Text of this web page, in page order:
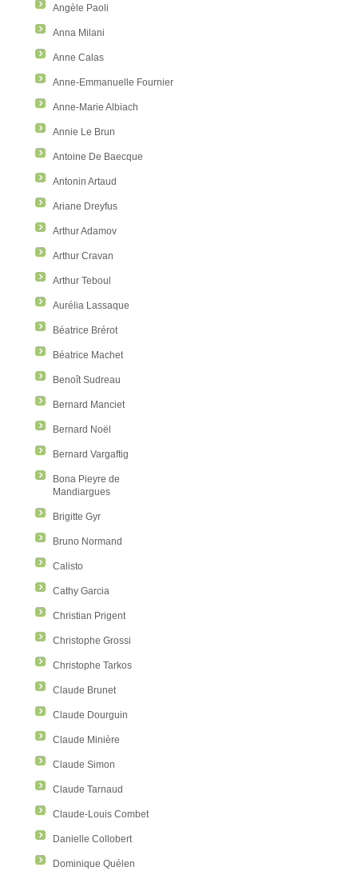
Angèle Paoli
Anna Milani
Anne Calas
Anne-Emmanuelle Fournier
Anne-Marie Albiach
Annie Le Brun
Antoine De Baecque
Antonin Artaud
Ariane Dreyfus
Arthur Adamov
Arthur Cravan
Arthur Teboul
Aurélia Lassaque
Béatrice Brérot
Béatrice Machet
Benoît Sudreau
Bernard Manciet
Bernard Noël
Bernard Vargaftig
Bona Pieyre de
Mandiargues
Brigitte Gyr
Bruno Normand
Calisto
Cathy Garcia
Christian Prigent
Christophe Grossi
Christophe Tarkos
Claude Brunet
Claude Dourguin
Claude Minière
Claude Simon
Claude Tarnaud
Claude-Louis Combet
Danielle Collobert
Dominique Quélen